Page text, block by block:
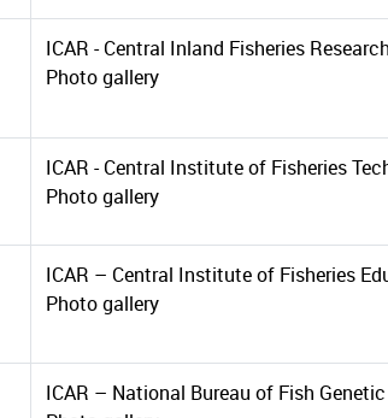
ICAR - Central Inland Fisheries
Photo gallery
ICAR - Central Institute of Fisheries
Photo gallery
ICAR – Central Institute of Fisheries
Photo gallery
ICAR – National Bureau of Fish